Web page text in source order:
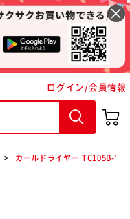
ログイン/会員情報
カールドライヤー TC105B-W